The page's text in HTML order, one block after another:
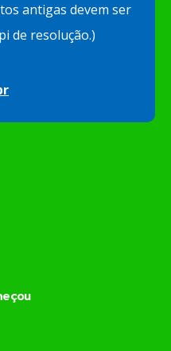
antigas devem ser
de resolução.)